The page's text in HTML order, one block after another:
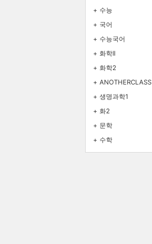
+ 수능
+ 국어
+ 수능국어
+ 화학II
+ 화학2
+ ANOTHERCLASS
+ 생명과학1
+ 화2
+ 문학
+ 수학